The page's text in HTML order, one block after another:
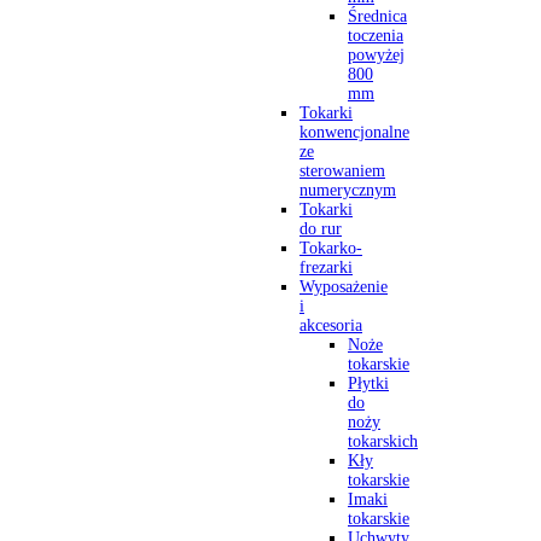
Średnica
toczenia
powyżej
800
mm
Tokarki
konwencjonalne
ze
sterowaniem
numerycznym
Tokarki
do rur
Tokarko-
frezarki
Wyposażenie
i
akcesoria
Noże
tokarskie
Płytki
do
noży
tokarskich
Kły
tokarskie
Imaki
tokarskie